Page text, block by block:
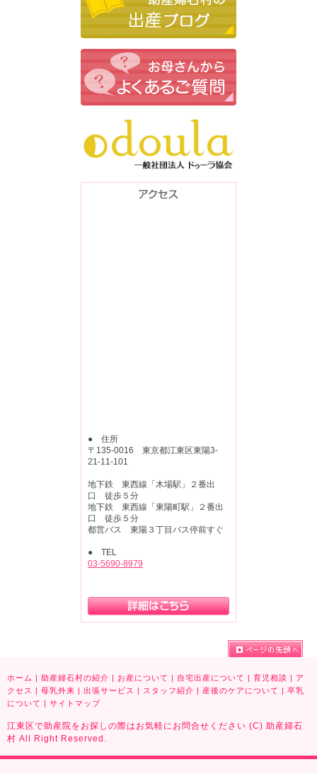
● 住所
〒135-0016 東京都江東区東陽3-
21-11-101
地下鉄 東西線「木場駅」２番出
口 徒歩５分
地下鉄 東西線「東陽町駅」２番出
口 徒歩５分
都営バス 東陽３丁目バス停前すぐ
● TEL
03-5690-8979
ホーム | 助産婦石村の紹介 | お産について | 自宅出産について | 育児相談 | ア
クセス
| 母乳外来 | 出張サービス | スタッフ紹介 | 産後のケアについて | 卒乳
について | サイトマップ
江東区で助産院をお探しの際はお気軽にお問合せください (C) 助産婦石
村 All Right Reserved.